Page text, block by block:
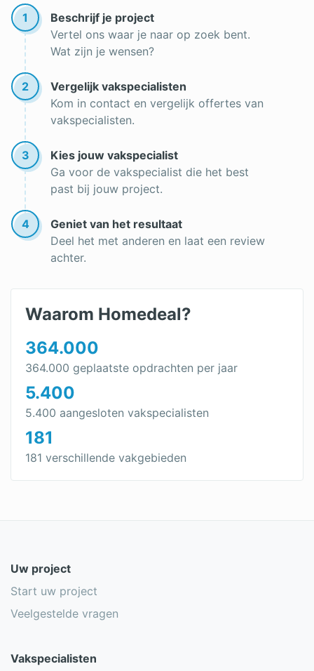
Roofing
Dakgoot reinigen
Lichtkoepel op een plat dak
Goedkope dakbedekking
Dak vernieuwen
Onderhoud rieten dak
Nieuw dak plaatsen
Dakbedekking vervangen
Dakpannen leggen
1
Beschrijf je project
Vertel ons waar je naar op zoek bent.
Wat zijn je wensen?
2
Vergelijk vakspecialisten
Kom in contact en vergelijk offertes van
vakspecialisten.
3
Kies jouw vakspecialist
Ga voor de vakspecialist die het best
past bij jouw project.
4
Geniet van het resultaat
Deel het met anderen en laat een review
achter.
Waarom Homedeal?
364.000
364.000 geplaatste opdrachten per jaar
5.400
5.400 aangesloten vakspecialisten
181
181 verschillende vakgebieden
Uw project
Start uw project
Veelgestelde vragen
Vakspecialisten